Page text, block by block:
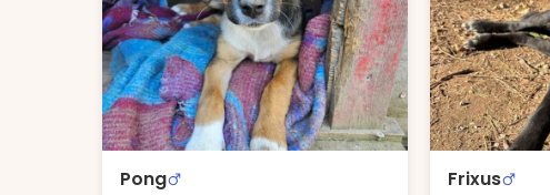
Pong Frixus